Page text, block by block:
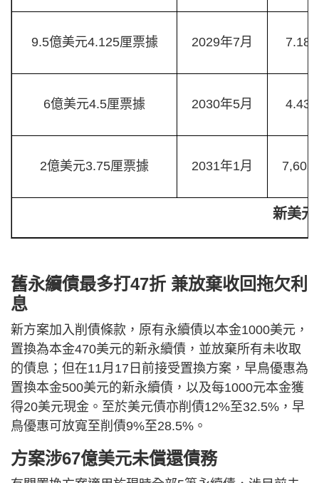
9.5億美元4.125厘票據 2029年7月 7.18
6億美元4.5厘票據 2030年5月 4.43
2億美元3.75厘票據 2031年1月 7,605
新美元
舊永續債最多打47折 兼放棄收回拖欠利
息
新方案加入削債條款，原有永續債以本金1000美元，
置換為本金470美元的新永續債，並放棄所有未收取
的債息；但在11月17日前接受置換方案，早鳥優惠為
置換本金500美元的新永續債，以及每1000元本金獲
得20美元現金。至於美元債亦削債12%至32.5%，早
鳥優惠可放寬至削債9%至28.5%。
方案涉67億美元未償還債務